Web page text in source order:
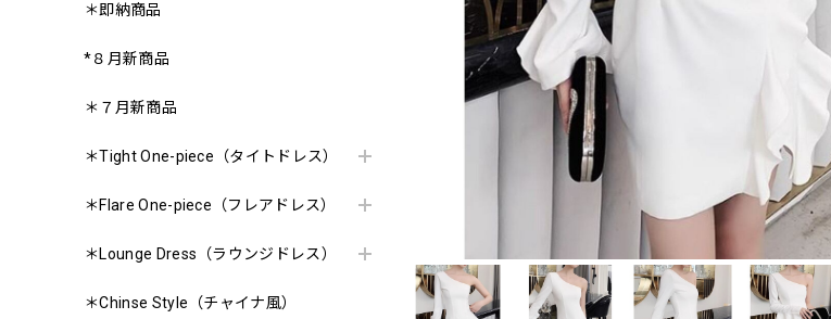
＊即納商品
*８月新商品
＊７月新商品
＊Tight One-piece（タイトドレス）
＊Flare One-piece（フレアドレス）
＊Lounge Dress（ラウンジドレス）
＊Chinse Style（チャイナ風）